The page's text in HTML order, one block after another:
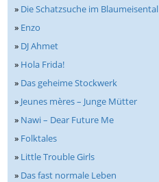
» Die Schatzsuche im Blaumeisental
» Enzo
» DJ Ahmet
» Hola Frida!
» Das geheime Stockwerk
» Jeunes mères – Junge Mütter
» Nawi – Dear Future Me
» Folktales
» Little Trouble Girls
» Das fast normale Leben